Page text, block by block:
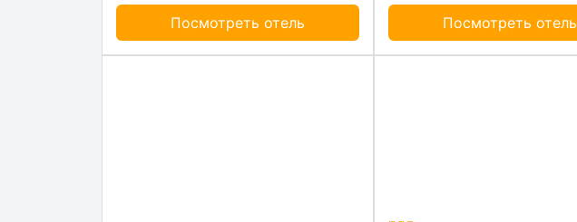
Посмотреть отель Посмотреть отель